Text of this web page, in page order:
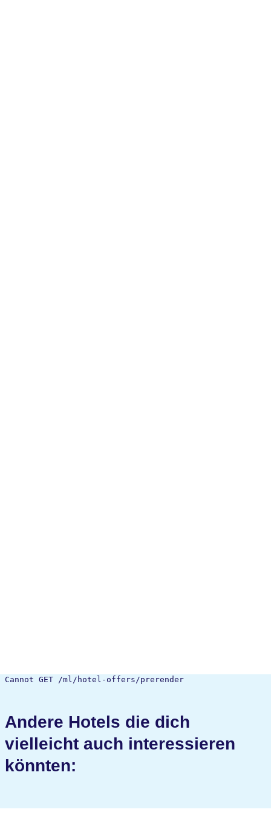
Cannot GET /ml/hotel-offers/prerender
Andere Hotels die dich
vielleicht auch interessieren
könnten: